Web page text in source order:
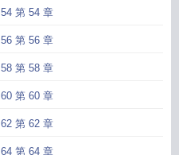
54 第 54 章
56 第 56 章
58 第 58 章
60 第 60 章
62 第 62 章
64 第 64 章